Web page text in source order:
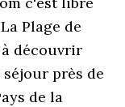
Plage de
découvrir
près de
de la